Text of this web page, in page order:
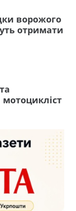
ворожого
отримати
мотоцикліст